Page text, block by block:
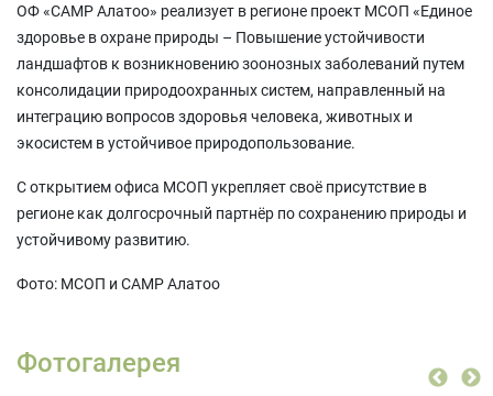
ОФ «САМР Алатоо» реализует в регионе проект МСОП «Единое
здоровье в охране природы – Повышение устойчивости
ландшафтов к возникновению зоонозных заболеваний путем
консолидации природоохранных систем, направленный на
интеграцию вопросов здоровья человека, животных и
экосистем в устойчивое природопользование.
С открытием офиса МСОП укрепляет своё присутствие в
регионе как долгосрочный партнёр по сохранению природы и
устойчивому развитию.
Фото: МСОП и САМР Алатоо
Фотогалерея